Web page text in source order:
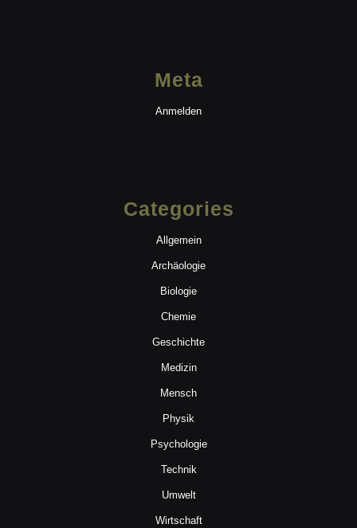
Meta
Anmelden
Categories
Allgemein
Archäologie
Biologie
Chemie
Geschichte
Medizin
Mensch
Physik
Psychologie
Technik
Umwelt
Wirtschaft